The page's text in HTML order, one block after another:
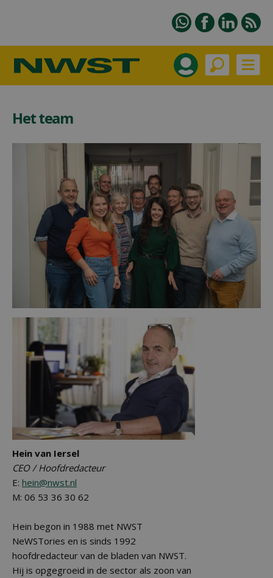
Het team
Hein van Iersel
CEO / Hoofdredacteur
E: hein@nwst.nl
M: 06 53 36 30 62
Hein begon in 1988 met NWST
NeWSTories en is sinds 1992
hoofdredacteur van de bladen van NWST.
Hij is opgegroeid in de sector als zoon van